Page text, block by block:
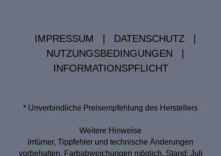
IMPRESSUM DATENSCHUTZ
NUTZUNGSBEDINGUNGEN
INFORMATIONSPFLICHT
* Unverbindliche Preisempfehlung des Herstellers
Weitere Hinweise
Irrtümer, Tippfehler und technische Änderungen
vorbehalten. Farbabweichungen möglich. Stand: Juli